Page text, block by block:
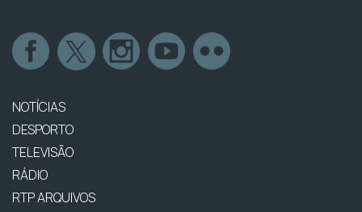
NOTÍCIAS
DESPORTO
TELEVISÃO
RÁDIO
RTP ARQUIVOS